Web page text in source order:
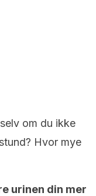
om du ikke
Hvor mye
urinen din mer